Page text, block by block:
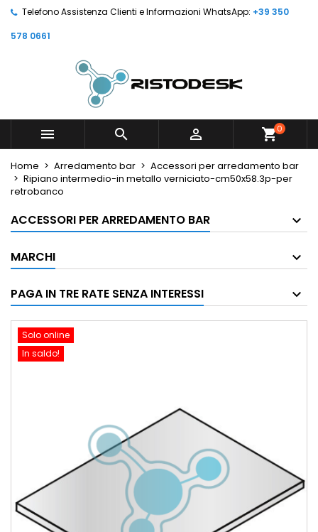
Telefono Assistenza Clienti e Informazioni WhatsApp: +39 350
578 0661
   shopping_cart0
Home Arredamento bar
Accessori per arredamento bar
Ripiano intermedio-in metallo verniciato-cm50x58.3p-per
retrobanco
ACCESSORI PER ARREDAMENTO BAR
MARCHI
PAGA IN TRE RATE SENZA INTERESSI
Solo online
In saldo!